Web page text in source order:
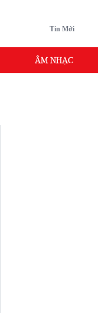
Tin Mới
ÂM NHẠC